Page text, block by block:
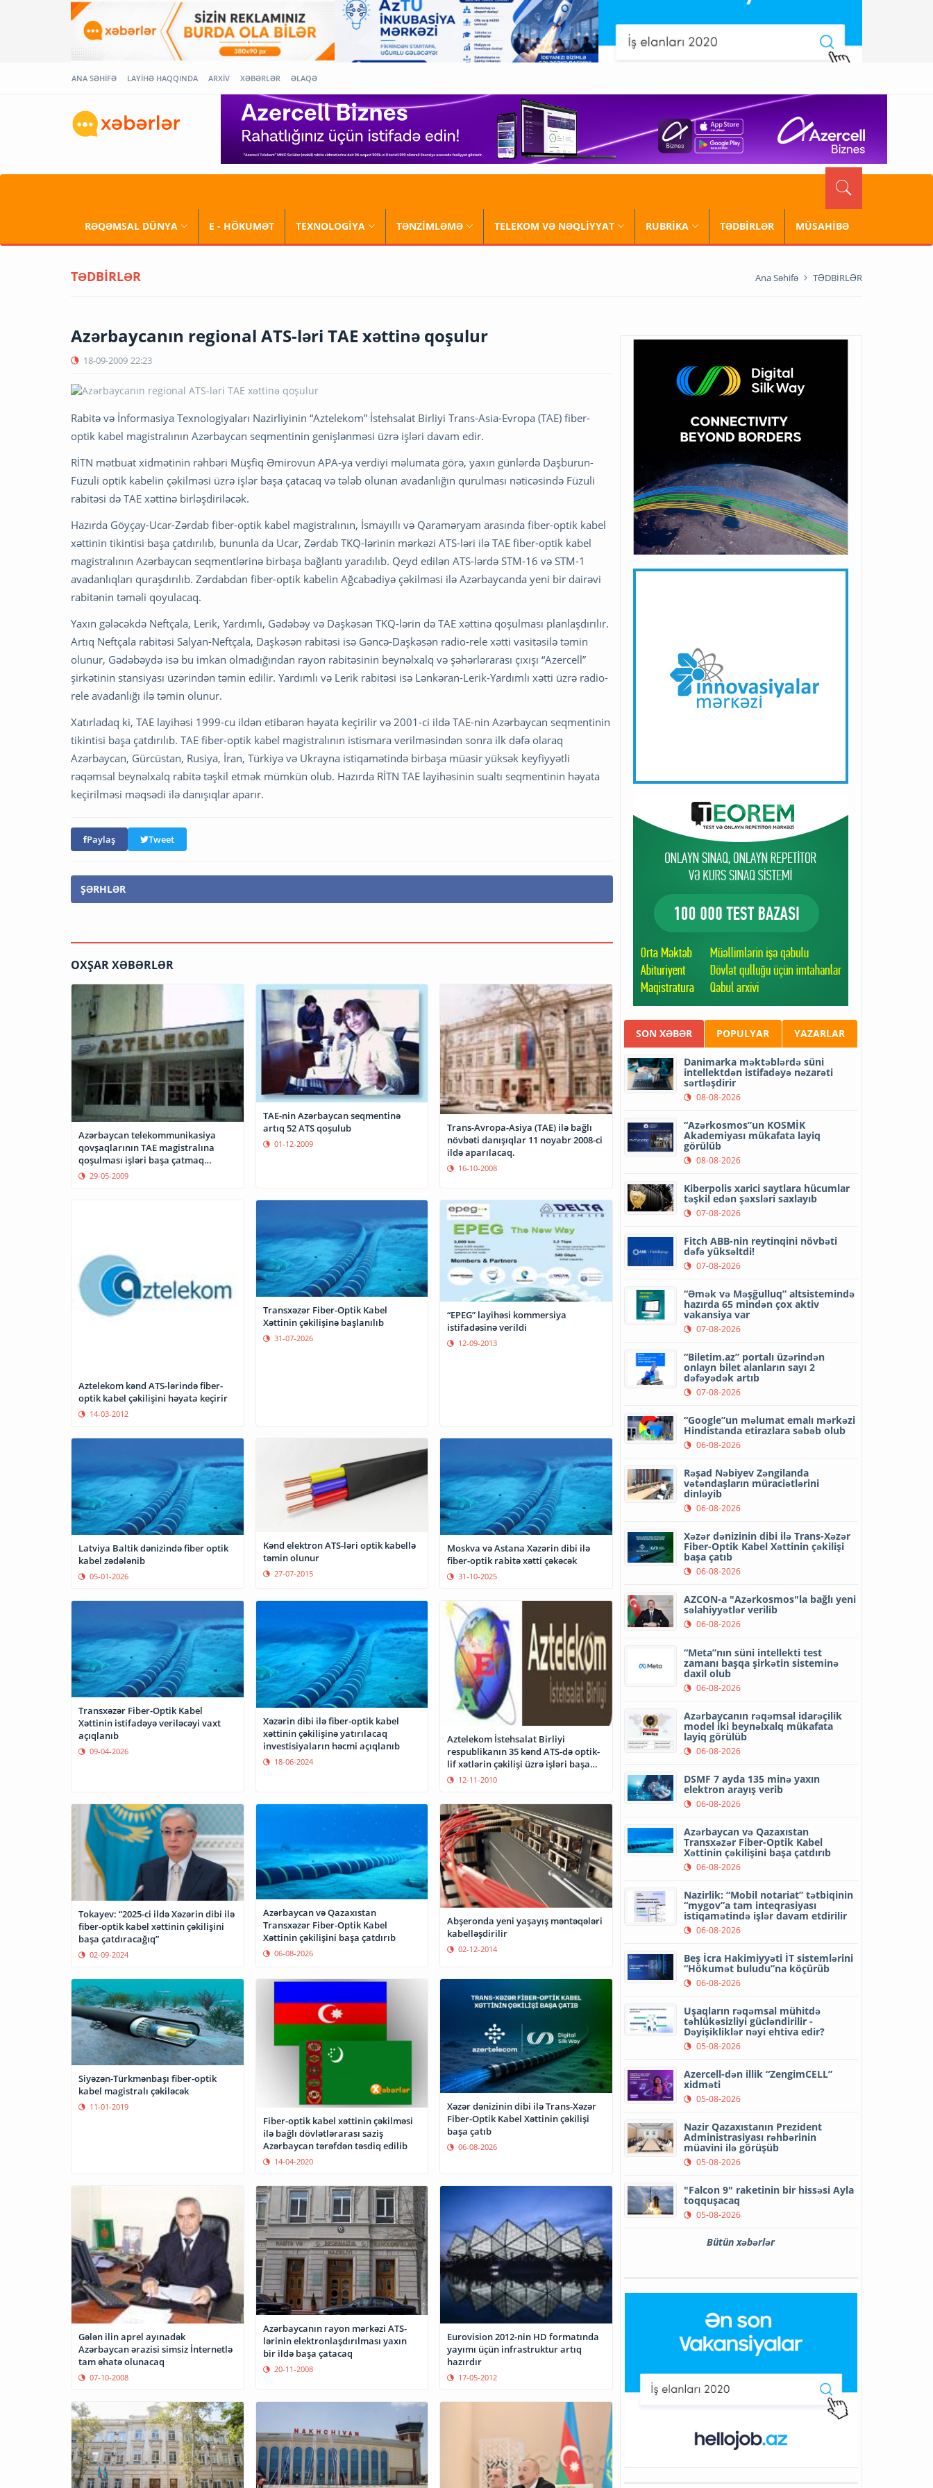
ANA SƏHİFƏ LAYİHƏ HAQQINDA ARXİV XƏBƏRLƏR ƏLAQƏ
RƏQƏMSAL DÜNYA E - HÖKUMƏT TEXNOLOGİYA TƏNZİMLƏMƏ TELEKOM VƏ NƏQLİYYAT RUBRİKA TƏDBİRLƏR MÜSAHİBƏ
TƏDBİRLƏR Ana Səhifə TƏDBİRLƏR
Azərbaycanın regional ATS-ləri TAE xəttinə qoşulur
18-09-2009 22:23
Rabitə və İnformasiya Texnologiyaları Nazirliyinin “Aztelekom” İstehsalat Birliyi Trans-Asia-Evropa (TAE) fiber-
optik kabel magistralının Azərbaycan seqmentinin genişlənməsi üzrə işləri davam edir.
RİTN mətbuat xidmətinin rəhbəri Müşfiq Əmirovun APA-ya verdiyi məlumata görə, yaxın günlərdə Daşburun-
Füzuli optik kabelin çəkilməsi üzrə işlər başa çatacaq və tələb olunan avadanlığın qurulması nəticəsində Füzuli
rabitəsi də TAE xəttinə birləşdiriləcək.
Hazırda Göyçay-Ucar-Zərdab fiber-optik kabel magistralının, İsmayıllı və Qaraməryam arasında fiber-optik kabel
xəttinin tikintisi başa çatdırılıb, bununla da Ucar, Zərdab TKQ-lərinin mərkəzi ATS-ləri ilə TAE fiber-optik kabel
magistralının Azərbaycan seqmentlərinə birbaşa bağlantı yaradılıb. Qeyd edilən ATS-lərdə STM-16 və STM-1
avadanlıqları quraşdırılıb. Zərdabdan fiber-optik kabelin Ağcabədiyə çəkilməsi ilə Azərbaycanda yeni bir dairəvi
rabitənin təməli qoyulacaq.
Yaxın gələcəkdə Neftçala, Lerik, Yardımlı, Gədəbəy və Daşkəsən TKQ-lərin də TAE xəttinə qoşulması planlaşdırılır.
Artıq Neftçala rabitəsi Salyan-Neftçala, Daşkəsən rabitəsi isə Gəncə-Daşkəsən radio-rele xətti vasitəsilə təmin
olunur, Gədəbəydə isə bu imkan olmadığından rayon rabitəsinin beynəlxalq və şəhərlərarası çıxışı “Azercell”
şirkətinin stansiyası üzərindən təmin edilir. Yardımlı və Lerik rabitəsi isə Lənkəran-Lerik-Yardımlı xətti üzrə radio-
rele avadanlığı ilə təmin olunur.
Xatırladaq ki, TAE layihəsi 1999-cu ildən etibarən həyata keçirilir və 2001-ci ildə TAE-nin Azərbaycan seqmentinin
tikintisi başa çatdırılıb. TAE fiber-optik kabel magistralının istismara verilməsindən sonra ilk dəfə olaraq
Azərbaycan, Gürcüstan, Rusiya, İran, Türkiyə və Ukrayna istiqamətində birbaşa müasir yüksək keyfiyyətli
rəqəmsal beynəlxalq rabitə təşkil etmək mümkün olub. Hazırda RİTN TAE layihəsinin sualtı seqmentinin həyata
keçirilməsi məqsədi ilə danışıqlar aparır.
Paylaş Tweet
ŞƏRHLƏR
OXŞAR XƏBƏRLƏR
Azərbaycan telekommunikasiya
qovşaqlarının TAE magistralına
qoşulması işləri başa çatmaq
üzrədir
29-05-2009
TAE-nin Azərbaycan seqmentinə
artıq 52 ATS qoşulub
01-12-2009
Trans-Avropa-Asiya (TAE) ilə bağlı
növbəti danışıqlar 11 noyabr 2008-ci
ildə aparılacaq.
16-10-2008
Aztelekom kənd ATS-lərində fiber-
optik kabel çəkilişini həyata keçirir
14-03-2012
Transxəzər Fiber-Optik Kabel
Xəttinin çəkilişinə başlanılıb
31-07-2026
“EPEG” layihəsi kommersiya
istifadəsinə verildi
12-09-2013
Latviya Baltik dənizində fiber optik
kabel zədələnib
05-01-2026
Kənd elektron ATS-ləri optik kabellə
təmin olunur
27-07-2015
Moskva və Astana Xəzərin dibi ilə
fiber-optik rabitə xətti çəkəcək
31-10-2025
Transxəzər Fiber-Optik Kabel
Xəttinin istifadəyə veriləcəyi vaxt
açıqlanıb
09-04-2026
Xəzərin dibi ilə fiber-optik kabel
xəttinin çəkilişinə yatırılacaq
investisiyaların həcmi açıqlanıb
18-06-2024
Aztelekom İstehsalat Birliyi
respublikanın 35 kənd ATS-də optik-
lif xətlərin çəkilişi üzrə işləri başa
çatdırıb.
12-11-2010
Tokayev: “2025-ci ildə Xəzərin dibi ilə
fiber-optik kabel xəttinin çəkilişini
başa çatdıracağıq”
02-09-2024
Azərbaycan və Qazaxıstan
Transxəzər Fiber-Optik Kabel
Xəttinin çəkilişini başa çatdırıb
06-08-2026
Abşeronda yeni yaşayış məntəqələri
kabelləşdirilir
02-12-2014
Siyəzən-Türkmənbaşı fiber-optik
kabel magistralı çəkiləcək
11-01-2019
Fiber-optik kabel xəttinin çəkilməsi
ilə bağlı dövlətlərarası saziş
Azərbaycan tərəfdən təsdiq edilib
14-04-2020
Xəzər dənizinin dibi ilə Trans-Xəzər
Fiber-Optik Kabel Xəttinin çəkilişi
başa çatıb
06-08-2026
Gələn ilin aprel ayınadək
Azərbaycan ərazisi simsiz İnternetlə
tam əhatə olunacaq
07-10-2008
Azərbaycanın rayon mərkəzi ATS-
lərinin elektronlaşdırılması yaxın
bir ildə başa çatacaq
20-11-2008
Eurovision 2012-nin HD formatında
yayımı üçün infrastruktur artıq
hazırdır
17-05-2012
SON XƏBƏR POPULYAR YAZARLAR
Danimarka məktəblərdə süni
intellektdən istifadəyə nəzarəti
sərtləşdirir
08-08-2026
“Azərkosmos”un KOSMİK
Akademiyası mükafata layiq
görülüb
08-08-2026
Kiberpolis xarici saytlara hücumlar
təşkil edən şəxsləri saxlayıb
07-08-2026
Fitch ABB-nin reytinqini növbəti
dəfə yüksəltdi!
07-08-2026
“Əmək və Məşğulluq” altsistemində
hazırda 65 mindən çox aktiv
vakansiya var
07-08-2026
“Biletim.az” portalı üzərindən
onlayn bilet alanların sayı 2
dəfəyədək artıb
07-08-2026
“Google”un məlumat emalı mərkəzi
Hindistanda etirazlara səbəb olub
06-08-2026
Rəşad Nəbiyev Zəngilanda
vətəndaşların müraciətlərini
dinləyib
06-08-2026
Xəzər dənizinin dibi ilə Trans-Xəzər
Fiber-Optik Kabel Xəttinin çəkilişi
başa çatıb
06-08-2026
AZCON-a "Azərkosmos"la bağlı yeni
səlahiyyətlər verilib
06-08-2026
“Meta”nın süni intellekti test
zamanı başqa şirkətin sisteminə
daxil olub
06-08-2026
Azərbaycanın rəqəmsal idarəçilik
model iki beynəlxalq mükafata
layiq görülüb
06-08-2026
DSMF 7 ayda 135 minə yaxın
elektron arayış verib
06-08-2026
Azərbaycan və Qazaxıstan
Transxəzər Fiber-Optik Kabel
Xəttinin çəkilişini başa çatdırıb
06-08-2026
Nazirlik: “Mobil notariat” tətbiqinin
“mygov”a tam inteqrasiyası
istiqamətində işlər davam etdirilir
06-08-2026
Beş İcra Hakimiyyəti İT sistemlərini
“Hökumət buludu”na köçürüb
06-08-2026
Uşaqların rəqəmsal mühitdə
təhlükəsizliyi gücləndirilir -
Dəyişikliklər nəyi ehtiva edir?
05-08-2026
Azercell-dən illik “ZengimCELL”
xidməti
05-08-2026
Nazir Qazaxıstanın Prezident
Administrasiyası rəhbərinin
müavini ilə görüşüb
05-08-2026
"Falcon 9" raketinin bir hissəsi Ayla
toqquşacaq
05-08-2026
Bütün xəbərlər